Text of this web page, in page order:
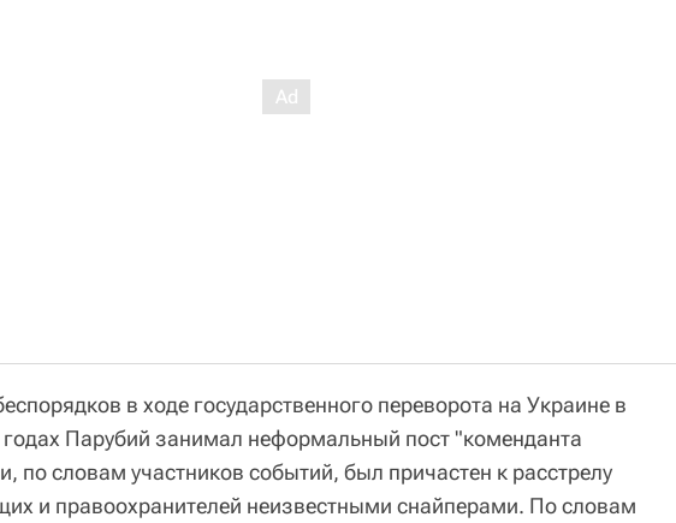
в ходе государственного переворота на Украине в
Парубий занимал неформальный пост "коменданта
по словам участников событий, был причастен к расстрелу
и правоохранителей неизвестными снайперами. По словам